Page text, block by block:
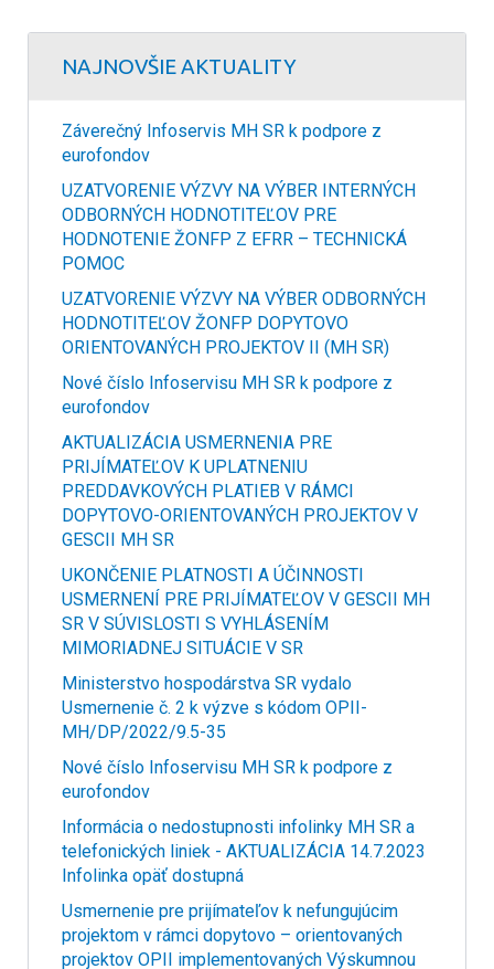
NAJNOVŠIE AKTUALITY
Záverečný Infoservis MH SR k podpore z
eurofondov
UZATVORENIE VÝZVY NA VÝBER INTERNÝCH
ODBORNÝCH HODNOTITEĽOV PRE
HODNOTENIE ŽONFP Z EFRR – TECHNICKÁ
POMOC
UZATVORENIE VÝZVY NA VÝBER ODBORNÝCH
HODNOTITEĽOV ŽONFP DOPYTOVO
ORIENTOVANÝCH PROJEKTOV II (MH SR)
Nové číslo Infoservisu MH SR k podpore z
eurofondov
AKTUALIZÁCIA USMERNENIA PRE
PRIJÍMATEĽOV K UPLATNENIU
PREDDAVKOVÝCH PLATIEB V RÁMCI
DOPYTOVO-ORIENTOVANÝCH PROJEKTOV V
GESCII MH SR
UKONČENIE PLATNOSTI A ÚČINNOSTI
USMERNENÍ PRE PRIJÍMATEĽOV V GESCII MH
SR V SÚVISLOSTI S VYHLÁSENÍM
MIMORIADNEJ SITUÁCIE V SR
Ministerstvo hospodárstva SR vydalo
Usmernenie č. 2 k výzve s kódom OPII-
MH/DP/2022/9.5-35
Nové číslo Infoservisu MH SR k podpore z
eurofondov
Informácia o nedostupnosti infolinky MH SR a
telefonických liniek - AKTUALIZÁCIA 14.7.2023
Infolinka opäť dostupná
Usmernenie pre prijímateľov k nefungujúcim
projektom v rámci dopytovo – orientovaných
projektov OPII implementovaných Výskumnou